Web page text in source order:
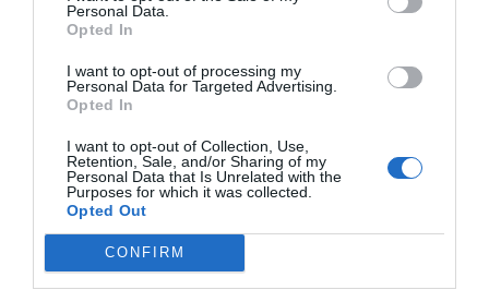
Personal Data.
Opted In
I want to opt-out of processing my
Personal Data for Targeted Advertising.
Opted In
I want to opt-out of Collection, Use,
Retention, Sale, and/or Sharing of my
Personal Data that Is Unrelated with the
Purposes for which it was collected.
Opted Out
CONFIRM
cristiano"
Artículos anteriores
DIARIO DE LA CORRUPCIÓN SANCHISTA
Diario de la corrupción sanchista. La
Audiencia Nacional prorroga seis meses la
investigación del caso Koldo, ante el
ingente material incautado por la UCO